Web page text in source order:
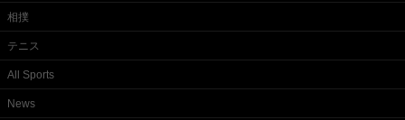
相撲
テニス
All Sports
News